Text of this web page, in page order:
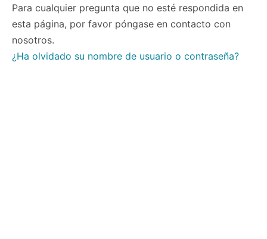
Para cualquier pregunta que no esté respondida en
esta página, por favor póngase en contacto con
nosotros.
¿Ha olvidado su nombre de usuario o contraseña?